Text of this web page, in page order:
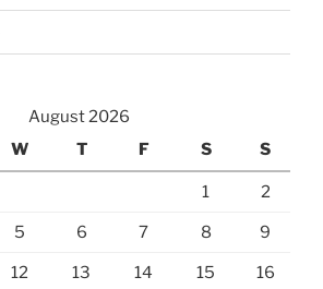
August 2026
W T F S S
1 2
5 6 7 8 9
12 13 14 15 16